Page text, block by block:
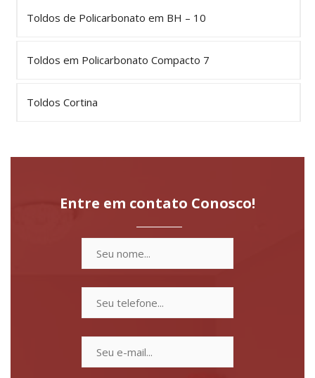
Toldos de Policarbonato em BH – 10
Toldos em Policarbonato Compacto 7
Toldos Cortina
Entre em contato Conosco!